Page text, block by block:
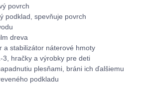
povrch
podklad, spevňuje povrch
dreva
a stabilizátor náterové hmoty
3, hračky a výrobky pre deti
plesňami, bráni ich ďalšiemu
podkladu